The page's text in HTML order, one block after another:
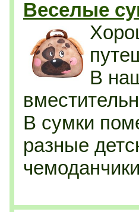
Веселые
В
В сумки
разные